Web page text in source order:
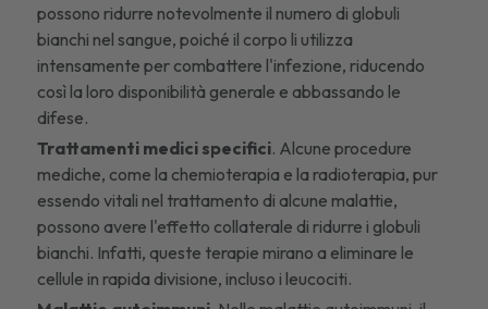
possono ridurre notevolmente il numero di globuli
bianchi nel sangue, poiché il corpo li utilizza
intensamente per combattere l'infezione, riducendo
così la loro disponibilità generale e abbassando le
difese.
Trattamenti medici specifici. Alcune procedure
mediche, come la chemioterapia e la radioterapia, pur
essendo vitali nel trattamento di alcune malattie,
possono avere l'effetto collaterale di ridurre i globuli
bianchi. Infatti, queste terapie mirano a eliminare le
cellule in rapida divisione, incluso i leucociti.